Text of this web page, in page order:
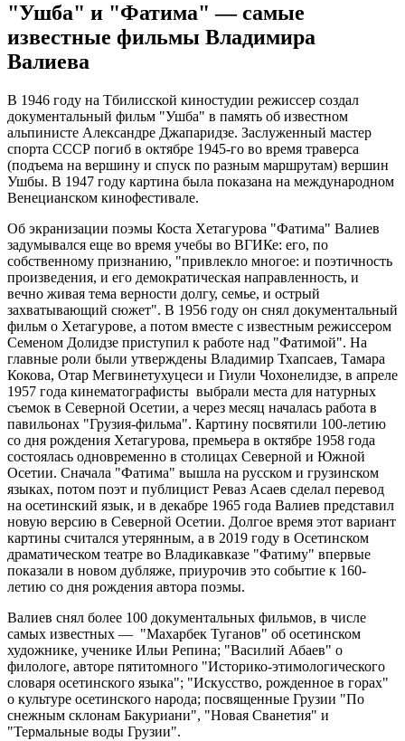
"Ушба" и "Фатима" — самые
известные фильмы Владимира
Валиева
В 1946 году на Тбилисской киностудии режиссер создал
документальный фильм "Ушба" в память об известном
альпинисте Александре Джапаридзе. Заслуженный мастер
спорта СССР погиб в октябре 1945-го во время траверса
(подъема на вершину и спуск по разным маршрутам) вершин
Ушбы. В 1947 году картина была показана на международном
Венецианском кинофестивале.
Об экранизации поэмы Коста Хетагурова "Фатима" Валиев
задумывался еще во время учебы во ВГИКе: его, по
собственному признанию, "привлекло многое: и поэтичность
произведения, и его демократическая направленность, и
вечно живая тема верности долгу, семье, и острый
захватывающий сюжет". В 1956 году он снял документальный
фильм о Хетагурове, а потом вместе с известным режиссером
Семеном Долидзе приступил к работе над "Фатимой". На
главные роли были утверждены Владимир Тхапсаев, Тамара
Кокова, Отар Мегвинетухуцеси и Гиули Чохонелидзе, в апреле
1957 года кинематографисты выбрали места для натурных
съемок в Северной Осетии, а через месяц началась работа в
павильонах "Грузия-фильма". Картину посвятили 100-летию
со дня рождения Хетагурова, премьера в октябре 1958 года
состоялась одновременно в столицах Северной и Южной
Осетии. Сначала "Фатима" вышла на русском и грузинском
языках, потом поэт и публицист Реваз Асаев сделал перевод
на осетинский язык, и в декабре 1965 года Валиев представил
новую версию в Северной Осетии. Долгое время этот вариант
картины считался утерянным, а в 2019 году в Осетинском
драматическом театре во Владикавказе "Фатиму" впервые
показали в новом дубляже, приурочив это событие к 160-
летию со дня рождения автора поэмы.
Валиев снял более 100 документальных фильмов, в числе
самых известных — "Махарбек Туганов" об осетинском
художнике, ученике Ильи Репина; "Василий Абаев" о
филологе, авторе пятитомного "Историко-этимологического
словаря осетинского языка"; "Искусство, рожденное в горах"
о культуре осетинского народа; посвященные Грузии "По
снежным склонам Бакуриани", "Новая Сванетия" и
"Термальные воды Грузии".